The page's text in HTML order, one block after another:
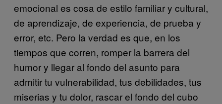
emocional es cosa de estilo familiar y cultural,
de aprendizaje, de experiencia, de prueba y
error, etc. Pero la verdad es que, en los
tiempos que corren, romper la barrera del
humor y llegar al fondo del asunto para
admitir tu vulnerabilidad, tus debilidades, tus
miserias y tu dolor, rascar el fondo del cubo